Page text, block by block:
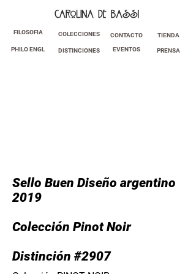
FILOSOFIA COLECCIONES CONTACTO TIENDA
PHILO ENGL EVENTOS PRENSA
DISTINCIONES
Sello Buen Diseño argentino
2019
Colección Pinot Noir
Distinción #2907